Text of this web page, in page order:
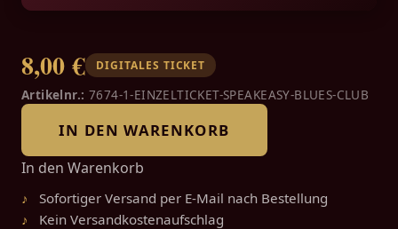
8,00 € DIGITALES TICKET
Artikelnr.: 7674-1-EINZELTICKET-SPEAKEASY-BLUES-CLUB
IN DEN WARENKORB
In den Warenkorb
Sofortiger Versand per E-Mail nach Bestellung
Kein Versandkostenaufschlag